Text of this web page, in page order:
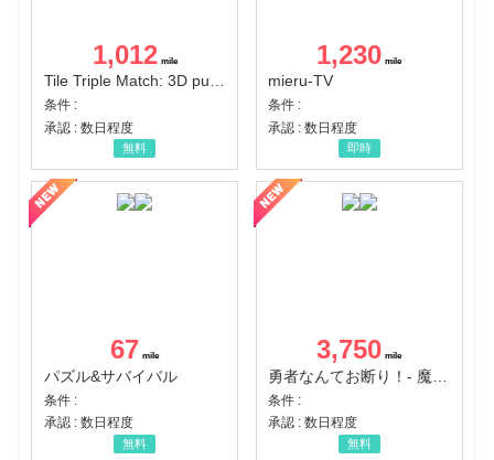
1,012
Tile Triple Match: 3D puzzle
条件 :
承認 : 数日程度
無料
1,230
mieru-TV
条件 :
承認 : 数日程度
即時
67
パズル&サバイバル
条件 :
承認 : 数日程度
無料
3,750
条件 :
承認 : 数日程度
無料